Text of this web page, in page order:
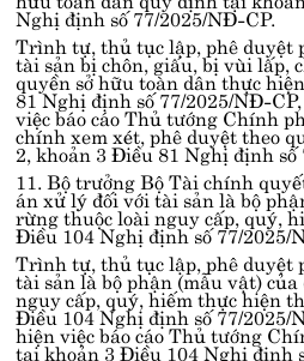
Nghị định số 77/2025/NĐ-CP.
Trình tự, thủ tục lập, phê duyệt
tài sản bị chôn, giấu, bị vùi lấp,
quyền sở hữu toàn dân thực
81 Nghị định số 77/2025/NĐ-CP
việc báo cáo Thủ tướng Chính
chính xem xét, phê duyệt theo
2, khoản 3 Điều 81 Nghị định
11. Bộ trưởng Bộ Tài chính
án xử lý đối với tài sản là bộ
rừng thuộc loài nguy cấp, quý,
Điều 104 Nghị định số 77/2025/
Trình tự, thủ tục lập, phê duyệt
tài sản là bộ phận (mẫu vật)
nguy cấp, quý, hiếm thực hiện
Điều 104 Nghị định số 77/2025/
hiện việc báo cáo Thủ tướng
tạikhoản 3 Điều 104 Nghị định